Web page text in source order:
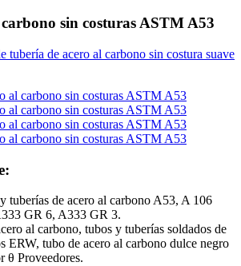
sin costuras ASTM A53
tuberías de acero al carbono A53, A 106
GR 6, A333 GR 3.
al carbono, tubos y tuberías soldados de
ERW, tubo de acero al carbono dulce negro
θ Proveedores.